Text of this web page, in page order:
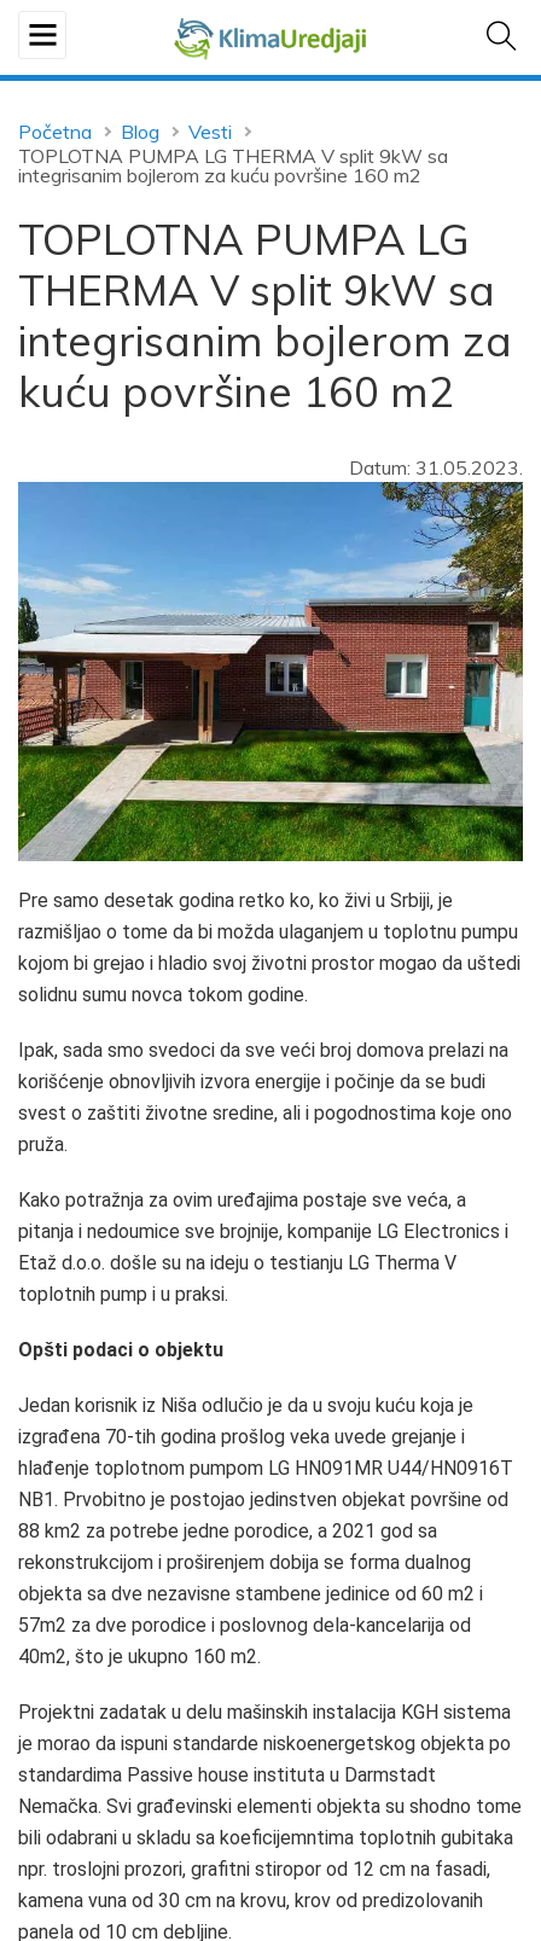
Početna Blog
Vesti
TOPLOTNA PUMPA LG THERMA V split 9kW sa
integrisanim bojlerom za kuću površine 160 m2
TOPLOTNA PUMPA LG
THERMA V split 9kW sa
integrisanim bojlerom za
kuću površine 160 m2
Datum: 31.05.2023.
Pre samo desetak godina retko ko, ko živi u Srbiji, je
razmišljao o tome da bi možda ulaganjem u toplotnu pumpu
kojom bi grejao i hladio svoj životni prostor mogao da uštedi
solidnu sumu novca tokom godine.
Ipak, sada smo svedoci da sve veći broj domova prelazi na
korišćenje obnovljivih izvora energije i počinje da se budi
svest o zaštiti životne sredine, ali i pogodnostima koje ono
pruža.
Kako potražnja za ovim uređajima postaje sve veća, a
pitanja i nedoumice sve brojnije, kompanije LG Electronics i
Etaž d.o.o. došle su na ideju o testianju LG Therma V
toplotnih pump i u praksi.
Opšti podaci o objektu
Jedan korisnik iz Niša odlučio je da u svoju kuću koja je
izgrađena 70-tih godina prošlog veka uvede grejanje i
hlađenje toplotnom pumpom LG HN091MR U44/HN0916T
NB1. Prvobitno je postojao jedinstven objekat površine od
88 km2 za potrebe jedne porodice, a 2021 god sa
rekonstrukcijom i proširenjem dobija se forma dualnog
objekta sa dve nezavisne stambene jedinice od 60 m2 i
57m2 za dve porodice i poslovnog dela-kancelarija od
40m2, što je ukupno 160 m2.
Projektni zadatak u delu mašinskih instalacija KGH sistema
je morao da ispuni standarde niskoenergetskog objekta po
standardima Passive house instituta u Darmstadt
Nemačka. Svi građevinski elementi objekta su shodno tome
bili odabrani u skladu sa koeficijemntima toplotnih gubitaka
npr. troslojni prozori, grafitni stiropor od 12 cm na fasadi,
kamena vuna od 30 cm na krovu, krov od predizolovanih
panela od 10 cm debljine.